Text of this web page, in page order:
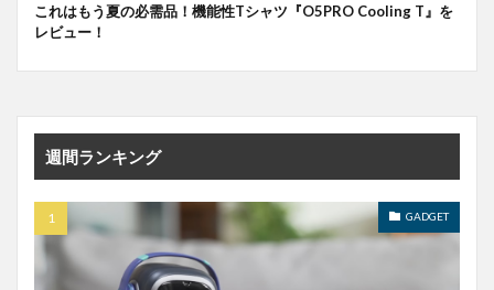
これはもう夏の必需品！機能性Tシャツ『O5PRO Cooling T』を
レビュー！
週間ランキング
GADGET